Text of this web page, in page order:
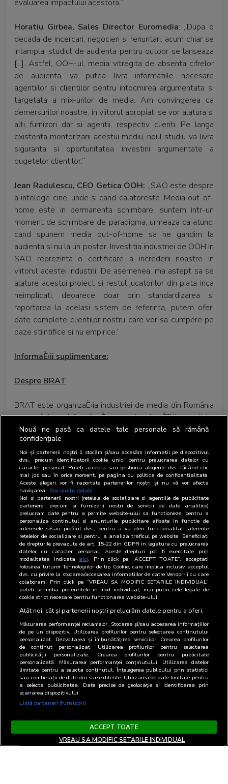
evaluarea impactului acestora.“
Horatiu Girbea, Sales Director Euromedia: „Dupa o
decada de incercari, negocieri si renuntari, acum‎ chiar se
intampla, studiul de audienta pentru outoor se lanseaza
[...]. Astfel, OOH-ul, media vitregita de absenta cifrelor
de audienta, va putea livra informatiile necesare
agentiilor si clientilor‎ pentru intocmirea argumentata si
targetata a mix-urilor de media. Am convingerea ca
demersurilor noastre, in viitorul apropiat, se vor alatura si
alti furnizori dar si agentii, respectiv clienti. Pe langa
existenta montorizarii acestui mediu, noul studiu va livra
siguranta si oportunitatea investirii argumentate a
bugetelor clientilor.”
Jean Radulescu, CEO Getica OOH: „SAO este despre
a intelege cine, unde si cand calatoreste. Media out-of-
home este in permanenta schimbare, suntem intr-un
moment de schimbare de paradigma, urmeaza ca atunci
cand spunem media out-of-home sa ne gandim la
audienta si nu la un poster. Investitia industriei de OOH in
SAO reprezinta o certificare a increderii noastre in
viitorul acestei industrii. De asemenea, ma astept sa se
alature acestui proiect si restul jucatorilor din piata inca
neimplicati, deoarece doar prin standardizarea si
raportarea la acelasi sistem de referinta, putem oferi
date complete clientilor nostru care vor sa cumpere pe
baze stiintifice si nu empirice.”
InformaÈ›ii suplimentare:
Despre BRAT
BRAT este organizaÈ›ia industriei de media din România
care mÄƒsoarÄƒ audienÈ›a presei scrise È™i a mediului
online, auditeazÄƒ tirajele (presÄƒ scrisÄƒ) È™i
monitorizeazÄƒ investiÈ›iile în publicitate (presÄƒ
scrisÄƒ, online, radio È™i outdoor). MÄƒsurÄƒtorile È™i
monitorizÄƒrile BRAT sunt independente È™i
transparente, pe baza standardelor profesionale
stabilite de membrii sÄƒi în concordanÈ›Äƒ cu normele
internaÈ›ionale.
BRAT pune la dispozitia pieÈ›ei de media È™i de
publicitateindicatorii de performanÈ›ÄƒobÈ›inuÈ›i în
urma auditului È™i a studiilor realizate. De aceea,
rapoartele BRAT reprezintÄƒ reperul sigur È™i credibil
pentru decizii strategice care implicÄƒ industria media.
PersoanÄƒ de contact pentru presÄƒ:
Arina Ureche (arina@brat.ro, 0722755220).
Nouă ne pasă ca datele tale personale să rămână
confidențiale
Noi și partenerii noștri 1 stocăm și/sau accesăm informații pe dispozitivul
dvs., precum identificatorii cookie unici pentru prelucrarea datelor cu
caracter personal. Puteți accepta sau gestiona alegerile dvs. făcând clic
mai jos sau în orice moment, pe pagina cu politica de confidențialitate.
Aceste alegeri vor fi raportate partenerilor noștri și nu vă vor afecta
navigarea. Mai multe detalii
Noi si partenerii nostri (retelele de socializare si agentiile de publicitate
partenere, precum si furnizorii nostri de servicii de date analitice)
prelucram date pentru a permite website-ului sa functioneze, pentru a
personaliza continutul si anunturile publicitare afisate in functie de
interesele si/sau profilul dvs., pentru a va oferi functionalitati aferente
retelelor de socializare si pentru a analiza traficul pe website. Beneficiati
de drepturile prevazute de art. 15-22 din GDPR in legatura cu prelucrarea
datelor cu caracter personal. Aceste drepturi pot fi exercitate prin
modalitatea indicata aici. Prin click pe “ACCEPT TOATE”, acceptati
folosirea tuturor Tehnologiilor de tip Cookie, care implica inclusiv acceptul
dvs. cu privire la stocarea/accesarea informatiilor de catre Vendor-ii cu care
colaboram. Prin click pe “VREAU SA MODIFIC SETARILE INDIVIDUAL”
puteti schimba preferintele in mod individual, mai putin cele legate de
cookie strict necesare pentru functionarea website-ului.
Atât noi, cât și partenerii noștri prelucrăm datele pentru a oferi:
Măsurarea performanței reclamelor. Stocarea și/sau accesarea informațiilor
de pe un dispozitiv. Utilizarea profilurilor pentru selectarea conținutului
personalizat. Dezvoltarea și îmbunătățirea serviciilor. Crearea profilurilor
de conținut personalizat. Utilizarea profilurilor pentru selectarea
publicității personalizate. Crearea profilurilor pentru publicitate
personalizată. Măsurarea performanței conținutului. Utilizarea datelor
limitate pentru a selecta conținutul. Înțelegerea publicului prin statistici
sau combinații de date din surse diferite. Utilizarea de date limitate pentru
a selecta publicitatea. Date precise de geolocație și identificarea prin
scanarea dispozitivului.
Listă parteneri (furnizori)
ACCEPT TOATE
VREAU SA MODIFIC SETARILE INDIVIDUAL